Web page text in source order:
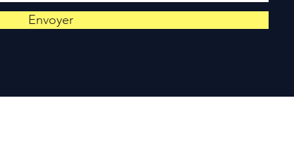
Envoyer